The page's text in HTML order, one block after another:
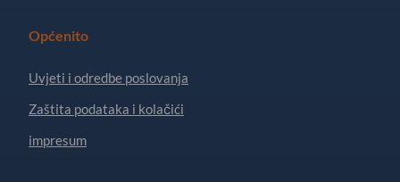
Općenito
Uvjeti i odredbe poslovanja
Zaštita podataka i kolačići
impresum